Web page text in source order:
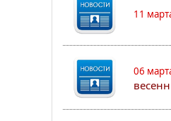
11
06